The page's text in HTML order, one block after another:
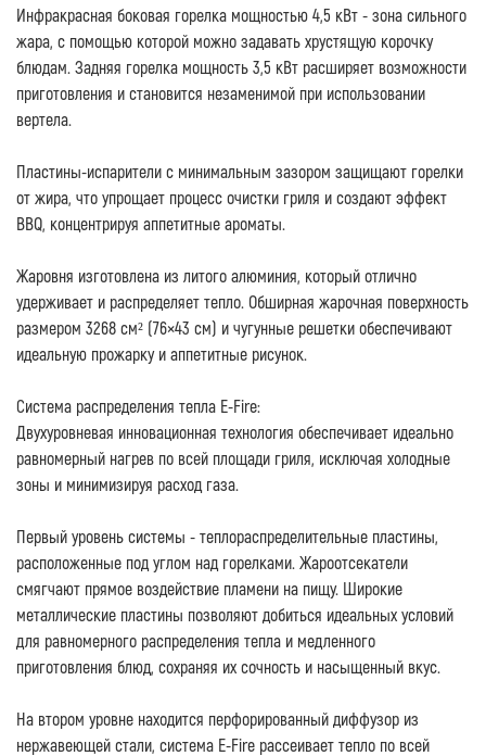
Инфракрасная боковая горелка мощностью 4,5 кВт - зона сильного
жара, с помощью которой можно задавать хрустящую корочку
блюдам. Задняя горелка мощность 3,5 кВт расширяет возможности
приготовления и становится незаменимой при использовании
вертела.
Пластины-испарители с минимальным зазором защищают горелки
от жира, что упрощает процесс очистки гриля и создают эффект
BBQ, концентрируя аппетитные ароматы.
Жаровня изготовлена из литого алюминия, который отлично
удерживает и распределяет тепло. Обширная жарочная поверхность
размером 3268 см² (76×43 см) и чугунные решетки обеспечивают
идеальную прожарку и аппетитные рисунок.
Система распределения тепла E-Fire:
Двухуровневая инновационная технология обеспечивает идеально
равномерный нагрев по всей площади гриля, исключая холодные
зоны и минимизируя расход газа.
Первый уровень системы - теплораспределительные пластины,
расположенные под углом над горелками. Жароотсекатели
смягчают прямое воздействие пламени на пищу. Широкие
металлические пластины позволяют добиться идеальных условий
для равномерного распределения тепла и медленного
приготовления блюд, сохраняя их сочность и насыщенный вкус.
На втором уровне находится перфорированный диффузор из
нержавеющей стали, система E-Fire рассеивает тепло по всей